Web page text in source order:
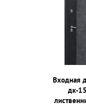
Входная
дк-